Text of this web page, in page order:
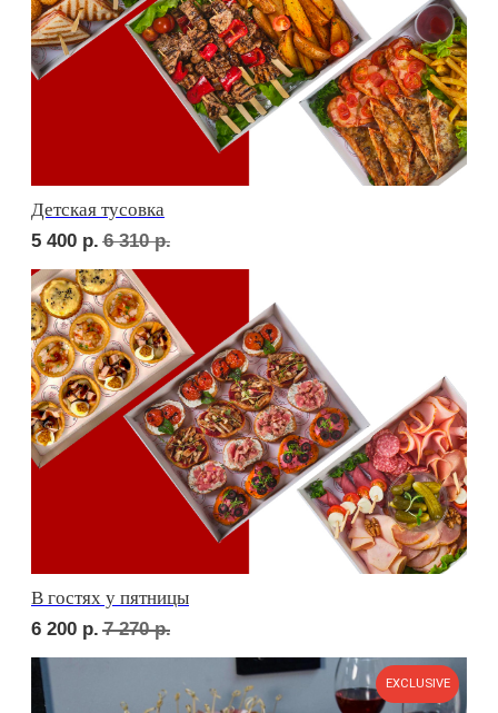
Фуршет 2 доставим за 24 часа
Фуршет 3 доставим за 24 часа
11 700 р.
EXCLUSIVE
Фуршет 4 доставим за 24 часа